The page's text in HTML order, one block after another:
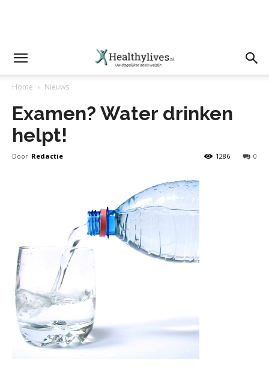
Home Nieuws
Examen? Water drinken
helpt!
Door Redactie 0
1286